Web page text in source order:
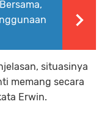
situasinya
memang secara
Erwin.